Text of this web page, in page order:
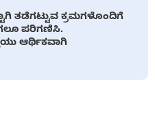
ತಡೆಗಟ್ಟುವ ಕ್ರಮಗಳೊಂದಿಗೆ
ಪರಿಗಣಿಸಿ.
ಆರ್ಥಿಕವಾಗಿ